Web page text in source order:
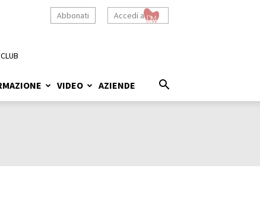
Accedi a
Abbonati
VIDEO AZIENDE